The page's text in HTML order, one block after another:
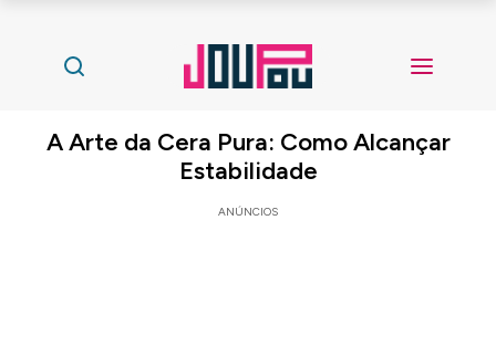
A Arte da Cera Pura: Como Alcançar
Estabilidade
ANÚNCIOS